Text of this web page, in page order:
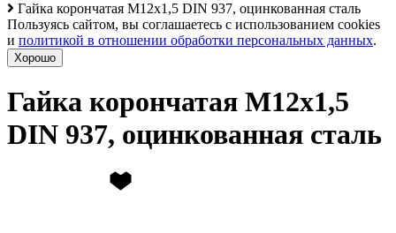
Гайка корончатая М12х1,5 DIN 937, оцинкованная сталь
Пользуясь сайтом, вы соглашаетесь с использованием cookies
и политикой в отношении обработки персональных данных.
Хорошо
Гайка корончатая М12х1,5
DIN 937, оцинкованная сталь